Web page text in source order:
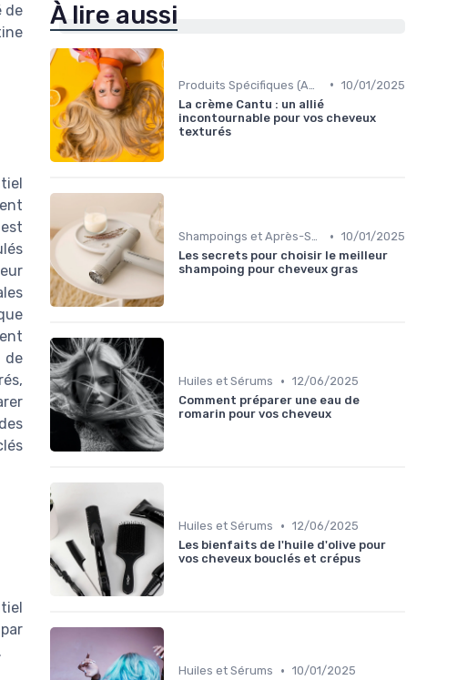
de
de
À lire aussi
• 10/01/2025
La crème Cantu : un allié
incontournable pour vos cheveux
texturés
Shampoings et Après-Shampoings • 10/01/2025
Les secrets pour choisir le meilleur
shampoing pour cheveux gras
Huiles et Sérums • 12/06/2025
Comment préparer une eau de
romarin pour vos cheveux
Huiles et Sérums • 12/06/2025
Les bienfaits de l'huile d'olive pour
vos cheveux bouclés et crépus
Huiles et Sérums • 10/01/2025